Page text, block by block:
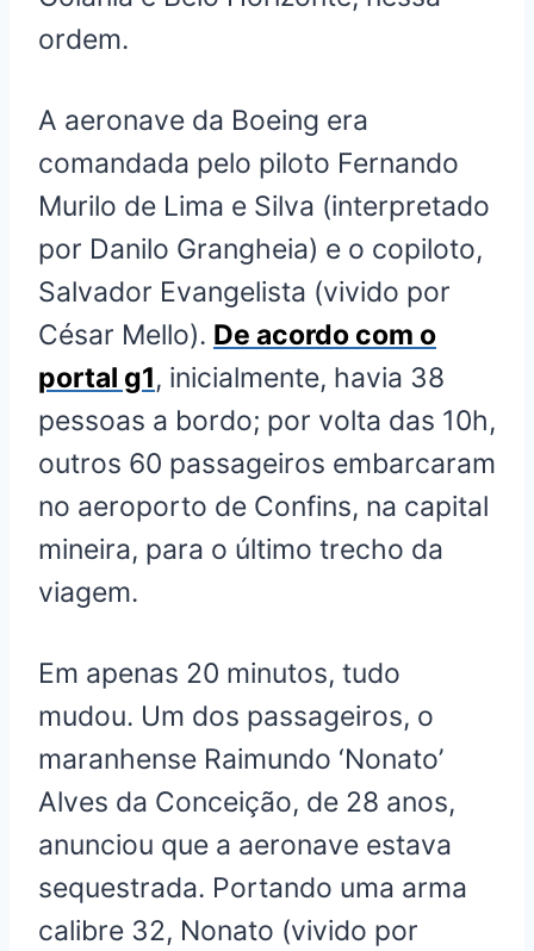
ordem.
A aeronave da Boeing era
comandada pelo piloto Fernando
Murilo de Lima e Silva (interpretado
por Danilo Grangheia) e o copiloto,
Salvador Evangelista (vivido por
César Mello). De acordo com o
portal g1, inicialmente, havia 38
pessoas a bordo; por volta das 10h,
outros 60 passageiros embarcaram
no aeroporto de Confins, na capital
mineira, para o último trecho da
viagem.
Em apenas 20 minutos, tudo
mudou. Um dos passageiros, o
maranhense Raimundo ‘Nonato’
Alves da Conceição, de 28 anos,
anunciou que a aeronave estava
sequestrada. Portando uma arma
calibre 32, Nonato (vivido por